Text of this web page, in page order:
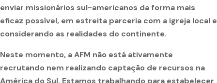
enviar missionários sul-americanos da forma mais
eficaz possível, em estreita parceria com a igreja local e
considerando as realidades do continente.
Neste momento, a AFM não está ativamente
recrutando nem realizando captação de recursos na
América do Sul. Estamos trabalhando para estabelecer